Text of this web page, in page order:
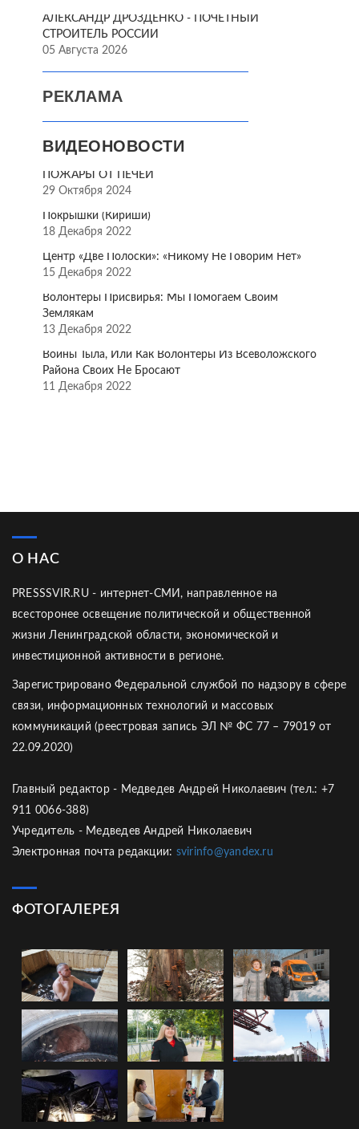
АЛЕКСАНДР ДРОЗДЕНКО - ПОЧЁТНЫЙ
СТРОИТЕЛЬ РОССИИ
05 Августа 2026
РЕКЛАМА
ВИДЕОНОВОСТИ
ПОЖАРЫ ОТ ПЕЧЕЙ
29 Октября 2024
Покрышки (Кириши)
18 Декабря 2022
Центр «Две Полоски»: «Никому Не Говорим Нет»
15 Декабря 2022
Волонтёры Присвирья: Мы Помогаем Своим
Землякам
13 Декабря 2022
Воины Тыла, Или Как Волонтёры Из Всеволожского
Района Своих Не Бросают
11 Декабря 2022
О НАС
PRESSSVIR.RU - интернет-СМИ, направленное на
всесторонее освещение политической и общественной
жизни Ленинградской области, экономической и
инвестиционной активности в регионе.
Зарегистрировано Федеральной службой по надзору в сфере
связи, информационных технологий и массовых
коммуникаций (реестровая запись ЭЛ № ФС 77 – 79019 от
22.09.2020)
Главный редактор - Медведев Андрей Николаевич (тел.: +7
911 0066-388)
Учредитель - Медведев Андрей Николаевич
Электронная почта редакции: svirinfo@yandex.ru
ФОТОГАЛЕРЕЯ